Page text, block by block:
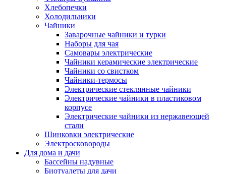
Хлебопечки
Холодильники
Чайники
Заварочные чайники и турки
Наборы для чая
Самовары электрические
Чайники керамические электрические
Чайники со свистком
Чайники-термосы
Электрические стеклянные чайники
Электрические чайники в пластиковом
корпусе
Электрические чайники из нержавеющей
стали
Шинковки электрические
Электросковороды
Для дома и дачи
Бассейны надувные
Биотуалеты для дачи